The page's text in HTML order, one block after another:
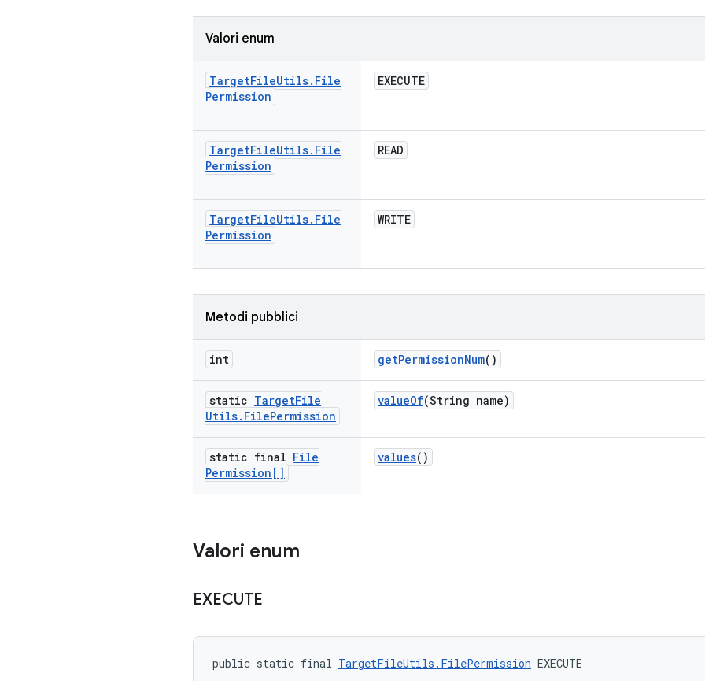
Valori enum
TargetFileUtils. File
Permission
EXECUTE
TargetFileUtils. File
Permission
READ
TargetFileUtils. File
Permission
WRITE
Metodi pubblici
int getPermissionNum()
static TargetFile
Utils. FilePermission
valueOf(String name)
static final File
Permission[]
values()
Valori enum
EXECUTE
public static final TargetFileUtils.FilePermission EXECUTE